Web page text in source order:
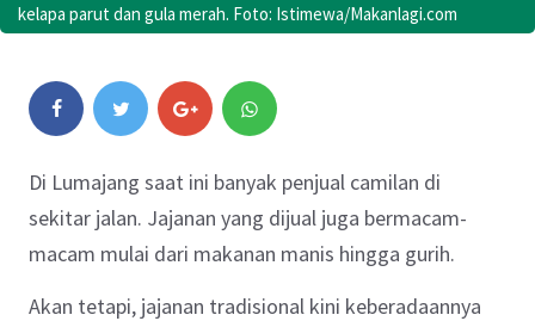
kelapa parut dan gula merah. Foto: Istimewa/Makanlagi.com
Di Lumajang saat ini banyak penjual camilan di
sekitar jalan. Jajanan yang dijual juga bermacam-
macam mulai dari makanan manis hingga gurih.
Akan tetapi, jajanan tradisional kini keberadaannya